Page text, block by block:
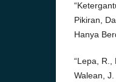
Pikiran,
Hanya
“Lepa, R.,
Walean,